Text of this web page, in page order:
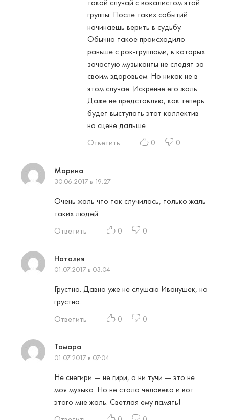
такой случай с вокалистом этой
группы. После таких событий
начинаешь верить в судьбу.
Обычно такое происходило
раньше с рок-группами, в которых
зачастую музыканты не следят за
своим здоровьем. Но никак не в
этом случае. Искренне его жаль.
Даже не представляю, как теперь
будет выступать этот коллектив
на сцене дальше.
Ответить
0 0
Марина
30.06.2017 в 19:27
Очень жаль что так случилось, только жаль
таких людей.
Ответить
0 0
Наталия
01.07.2017 в 03:04
Грустно. Давно уже не слушаю Иванушек, но
грустно.
Ответить
0 0
Тамара
01.07.2017 в 07:04
Не снегири — не гири, а ни тучи — это не
моя музыка. Но не стало человека и вот
этого мне жаль. Светлая ему память!